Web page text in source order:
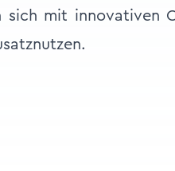
sich mit innovativen